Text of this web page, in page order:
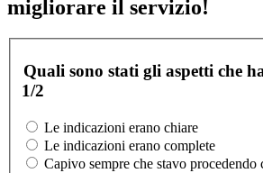
migliorare il servizio!
Quali sono stati gli aspetti che
1/2
Le indicazioni erano chiare
Le indicazioni erano complete
Capivo sempre che stavo procedendo